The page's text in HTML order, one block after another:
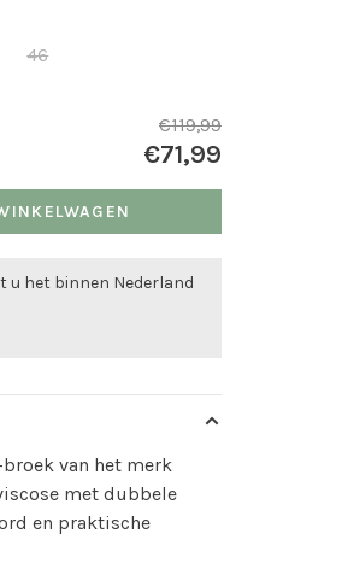
46
€119,99
€71,99
u het binnen Nederland
van het merk
met dubbele
en praktische